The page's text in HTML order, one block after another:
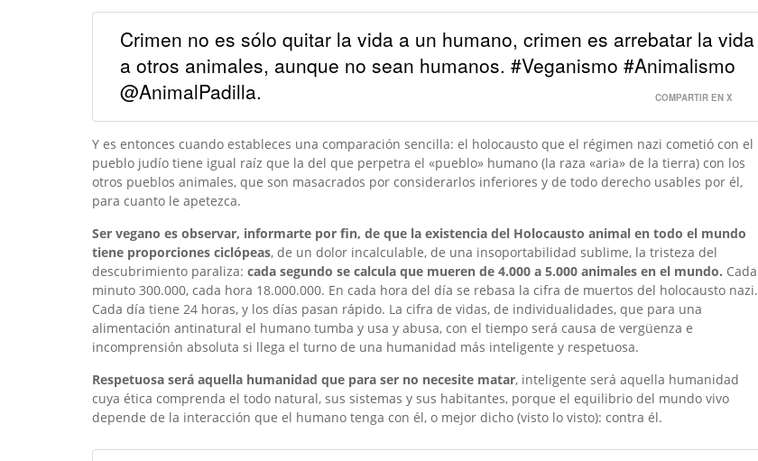
Crimen no es sólo quitar la vida a un humano, crimen es arrebatar la vida
a otros animales, aunque no sean humanos. #Veganismo #Animalismo
@AnimalPadilla.
COMPARTIR EN X
Y es entonces cuando estableces una comparación sencilla: el holocausto que el régimen nazi cometió con el
pueblo judío tiene igual raíz que la del que perpetra el «pueblo» humano (la raza «aria» de la tierra) con los
otros pueblos animales, que son masacrados por considerarlos inferiores y de todo derecho usables por él,
para cuanto le apetezca.
Ser vegano es observar, informarte por fin, de que la existencia del Holocausto animal en todo el mundo
tiene proporciones ciclópeas, de un dolor incalculable, de una insoportabilidad sublime, la tristeza del
descubrimiento paraliza: cada segundo se calcula que mueren de 4.000 a 5.000 animales en el mundo. Cada
minuto 300.000, cada hora 18.000.000. En cada hora del día se rebasa la cifra de muertos del holocausto nazi.
Cada día tiene 24 horas, y los días pasan rápido. La cifra de vidas, de individualidades, que para una
alimentación antinatural el humano tumba y usa y abusa, con el tiempo será causa de vergüenza e
incomprensión absoluta si llega el turno de una humanidad más inteligente y respetuosa.
Respetuosa será aquella humanidad que para ser no necesite matar, inteligente será aquella humanidad
cuya ética comprenda el todo natural, sus sistemas y sus habitantes, porque el equilibrio del mundo vivo
depende de la interacción que el humano tenga con él, o mejor dicho (visto lo visto): contra él.